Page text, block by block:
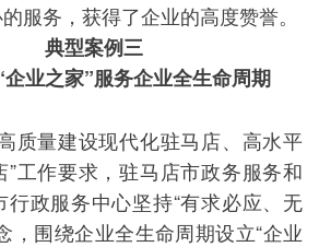
服务，获得了企业的高度赞誉。
典型案例三
业之家”服务企业全生命周期
量建设现代化驻马店、高水平
工作要求，驻马店市政务服务和
行政服务中心坚持“有求必应、无
，围绕企业全生命周期设立“企业